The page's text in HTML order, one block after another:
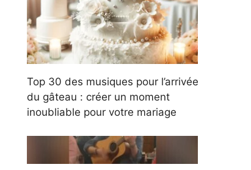
Top 30 des musiques pour l’arrivée
du gâteau : créer un moment
inoubliable pour votre mariage